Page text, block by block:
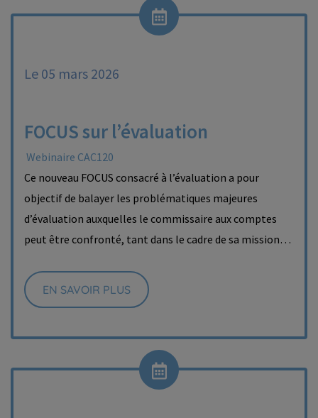
Le 05 mars 2026
FOCUS sur l’évaluation
Webinaire CAC120
Ce nouveau FOCUS consacré à l’évaluation a pour
objectif de balayer les problématiques majeures
d’évaluation auxquelles le commissaire aux comptes
peut être confronté, tant dans le cadre de sa mission…
EN SAVOIR PLUS